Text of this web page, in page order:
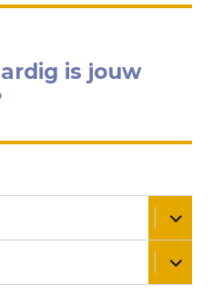
is jouw
Alles
Alles